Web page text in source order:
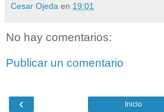
Cesar Ojeda en 19:01
No hay comentarios:
Publicar un comentario
‹ Inicio